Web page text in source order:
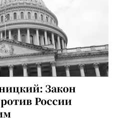
Закон
России